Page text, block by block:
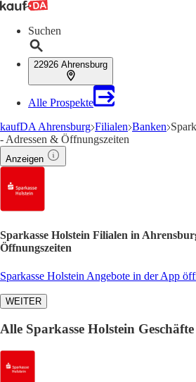
Suchen
22926 Ahrensburg
Alle Prospekte
kaufDA Ahrensburg Filialen Banken
- Adressen & Öffnungszeiten
Anzeigen
Sparkasse Holstein Filialen in
Öffnungszeiten
Sparkasse Holstein Angebote in der App
WEITER
Alle Sparkasse Holstein